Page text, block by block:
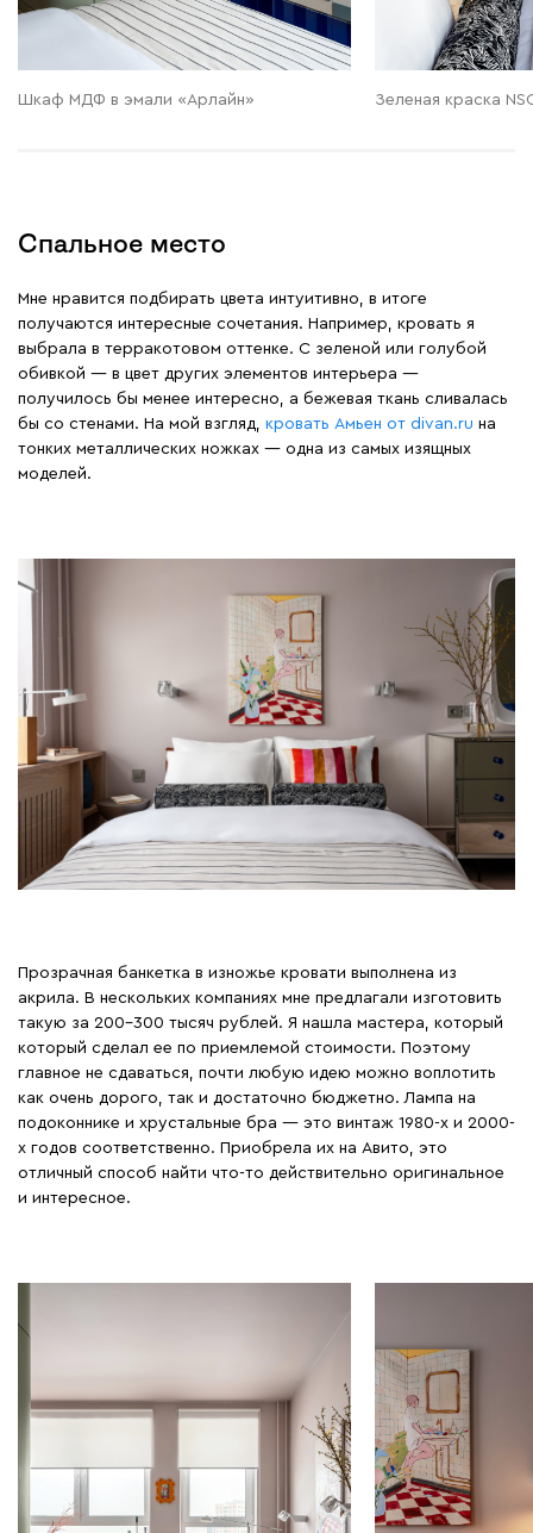
Шкаф МДФ в эмали «Арлайн» Зеленая краска
Спальное место
Мне нравится подбирать цвета интуитивно, в итоге
получаются интересные сочетания. Например, кровать я
выбрала в терракотовом оттенке. С зеленой или голубой
обивкой — в цвет других элементов интерьера —
получилось бы менее интересно, а бежевая ткань сливалась
бы со стенами. На мой взгляд, кровать Амьен от divan.ru на
тонких металлических ножках — одна из самых изящных
моделей.
Прозрачная банкетка в изножье кровати выполнена из
акрила. В нескольких компаниях мне предлагали изготовить
такую за 200–300 тысяч рублей. Я нашла мастера, который
который сделал ее по приемлемой стоимости. Поэтому
главное не сдаваться, почти любую идею можно воплотить
как очень дорого, так и достаточно бюджетно. Лампа на
подоконнике и хрустальные бра — это винтаж 1980-х и 2000-
х годов соответственно. Приобрела их на Авито, это
отличный способ найти что-то действительно оригинальное
и интересное.